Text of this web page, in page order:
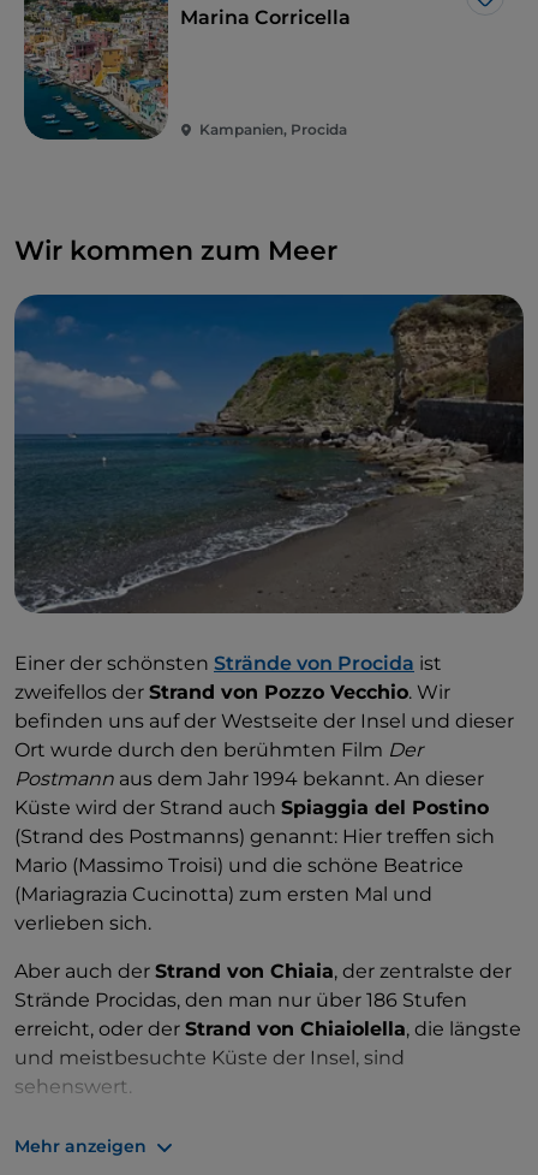
einst Palast und Gefängnis war, und sich zwischen
Innenhöfen, Treppen und Plätzen verlieren, bis Sie
die Abtei San Michele Arcangelo aus dem
11. Jahrhundert erreichen. Darüber hinaus verfügt die
Abtei über einen Museumskomplex, der sich über
gehen. Die farbenfrohen Häuser spiegeln sich im
schönsten und charakteristischsten Ansichten der
Insel.
Like
Marina Corricella
Kampanien, Procida
Wir kommen zum Meer
Einer der schönsten Strände von Procida ist
zweifellos der Strand von Pozzo Vecchio. Wir
befinden uns auf der Westseite der Insel und dieser
Ort wurde durch den berühmten Film Der
Postmann aus dem Jahr 1994 bekannt. An dieser
Küste wird der Strand auch Spiaggia del Postino
(Strand des Postmanns) genannt: Hier treffen sich
Mario (Massimo Troisi) und die schöne Beatrice
(Mariagrazia Cucinotta) zum ersten Mal und
verlieben sich.
Aber auch der Strand von Chiaia, der zentralste der
Strände Procidas, den man nur über 186 Stufen
erreicht, oder der Strand von Chiaiolella, die längste
und meistbesuchte Küste der Insel, sind
sehenswert.
Aber es gibt noch so viel mehr. Sprechen Sie mit den
Einheimischen
Mehr anzeigen